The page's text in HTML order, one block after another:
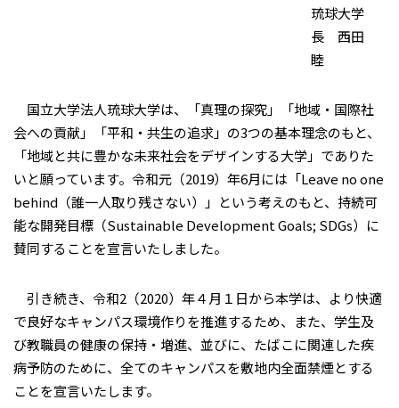
琉球大学
長 西田
睦
国立大学法人琉球大学は、「真理の探究」「地域・国際社
会への貢献」「平和・共生の追求」の3つの基本理念のもと、
「地域と共に豊かな未来社会をデザインする大学」でありた
いと願っています。令和元（2019）年6月には「Leave no one
behind（誰一人取り残さない）」という考えのもと、持続可
能な開発目標（Sustainable Development Goals; SDGs）に
賛同することを宣言いたしました。
引き続き、令和2（2020）年４月１日から本学は、より快適
で良好なキャンパス環境作りを推進するため、また、学生及
び教職員の健康の保持・増進、並びに、たばこに関連した疾
病予防のために、全てのキャンパスを敷地内全面禁煙とする
ことを宣言いたします。